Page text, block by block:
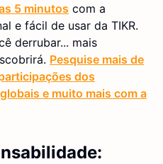
5 minutos com a
e fácil de usar da TIKR.
derrubar... mais
Pesquise mais de
dos
e muito mais com a